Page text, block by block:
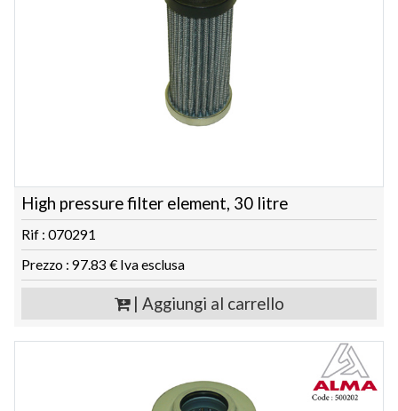
High pressure filter element, 30 litre
Rif : 070291
Prezzo : 97.83 € Iva esclusa
| Aggiungi al carrello